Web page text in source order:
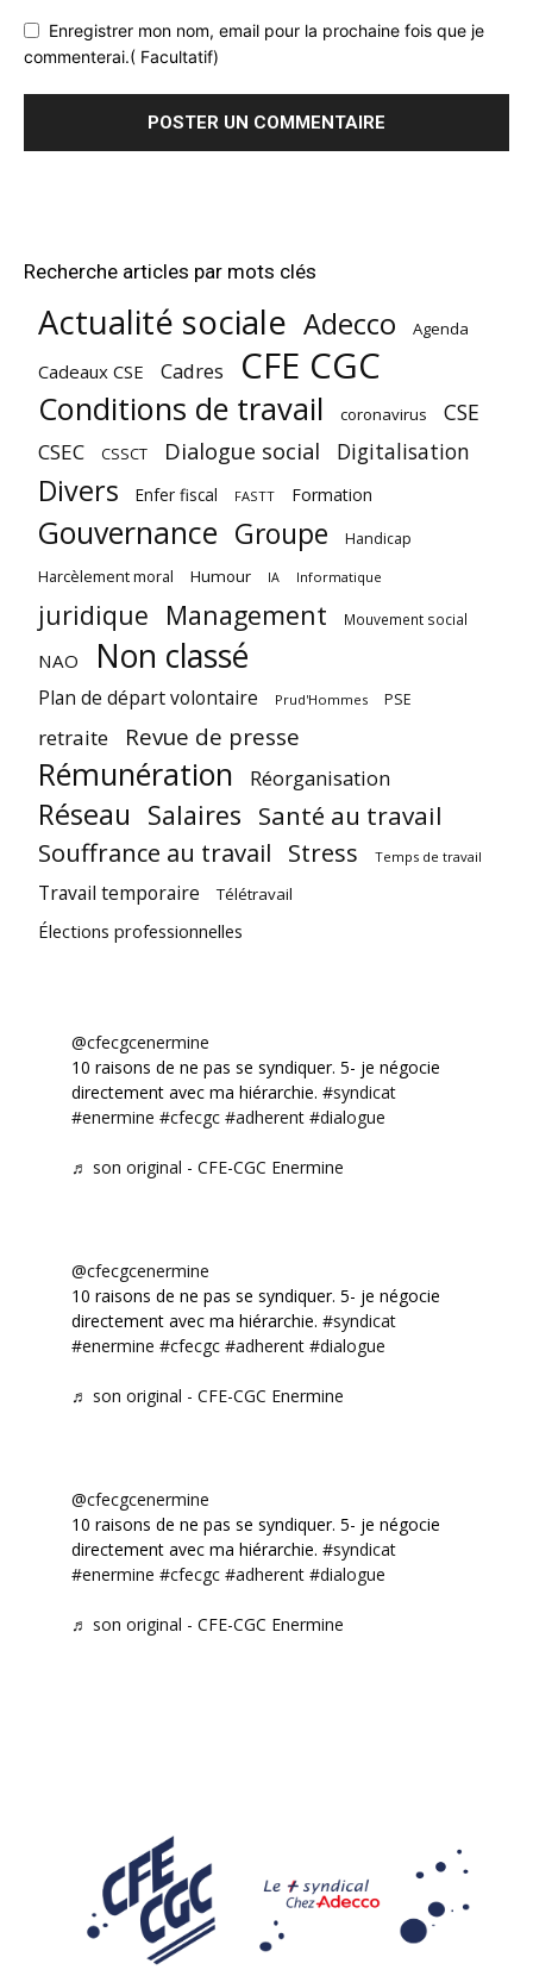
Enregistrer mon nom, email pour la prochaine fois que je
commenterai.( Facultatif)
Recherche articles par mots clés
Actualité sociale Adecco Agenda
Cadeaux CSE Cadres CFE CGC
Conditions de travail coronavirus CSE
CSEC CSSCT Dialogue social Digitalisation
Divers Enfer fiscal FASTT Formation
Gouvernance Groupe Handicap
Harcèlement moral Humour IA Informatique
juridique Management Mouvement social
NAO Non classé
Plan de départ volontaire Prud'Hommes PSE
retraite Revue de presse
Rémunération Réorganisation
Réseau Salaires Santé au travail
Souffrance au travail Stress Temps de travail
Travail temporaire Télétravail
Élections professionnelles
@cfecgcenermine
10 raisons de ne pas se syndiquer. 5- je négocie
directement avec ma hiérarchie. #syndicat
#enermine #cfecgc #adherent #dialogue
♬ son original - CFE-CGC Enermine
@cfecgcenermine
10 raisons de ne pas se syndiquer. 5- je négocie
directement avec ma hiérarchie. #syndicat
#enermine #cfecgc #adherent #dialogue
♬ son original - CFE-CGC Enermine
@cfecgcenermine
10 raisons de ne pas se syndiquer. 5- je négocie
directement avec ma hiérarchie. #syndicat
#enermine #cfecgc #adherent #dialogue
♬ son original - CFE-CGC Enermine